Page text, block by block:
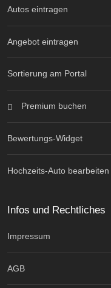
Autos eintragen
Angebot eintragen
Sortierung am Portal
Premium buchen
Bewertungs-Widget
Hochzeits-Auto bearbeiten
Infos und Rechtliches
Impressum
AGB